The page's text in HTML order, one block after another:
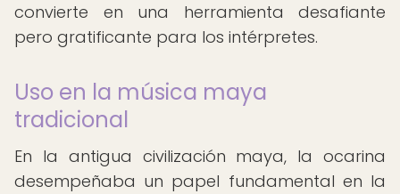
convierte en una herramienta desafiante
pero gratificante para los intérpretes.
Uso en la música maya
tradicional
En la antigua civilización maya, la ocarina
desempeñaba un papel fundamental en la